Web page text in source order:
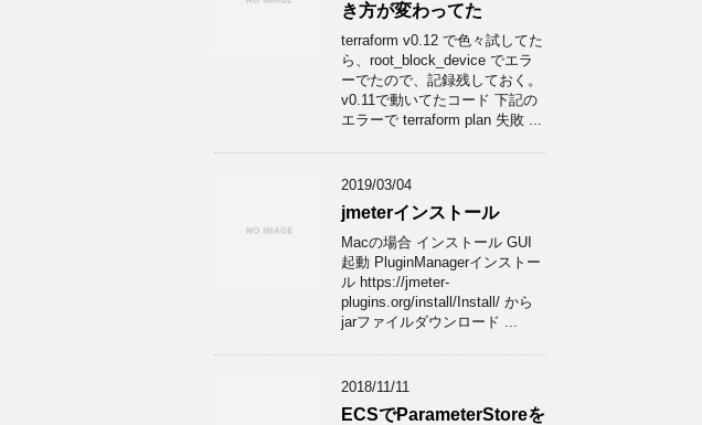
き方が変わってた
terraform v0.12 で色々試してた
ら、root_block_device でエラ
ーでたので、記録残しておく。
v0.11で動いてたコード 下記の
エラーで terraform plan 失敗 ...
2019/03/04
jmeterインストール
Macの場合 インストール GUI
起動 PluginManagerインストー
ル https://jmeter-
plugins.org/install/Install/ から
jarファイルダウンロード ...
2018/11/11
ECSでParameterStoreを